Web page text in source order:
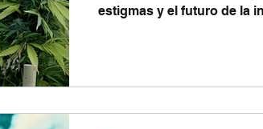
estigmas y el futuro de la